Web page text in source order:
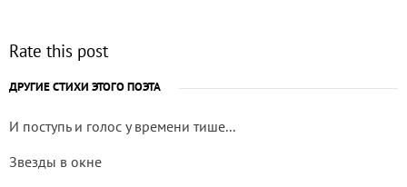
Rate this post
ДРУГИЕ СТИХИ ЭТОГО ПОЭТА
И поступь и голос у времени тише...
Звезды в окне